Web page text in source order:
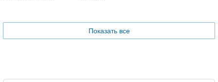
Показать все